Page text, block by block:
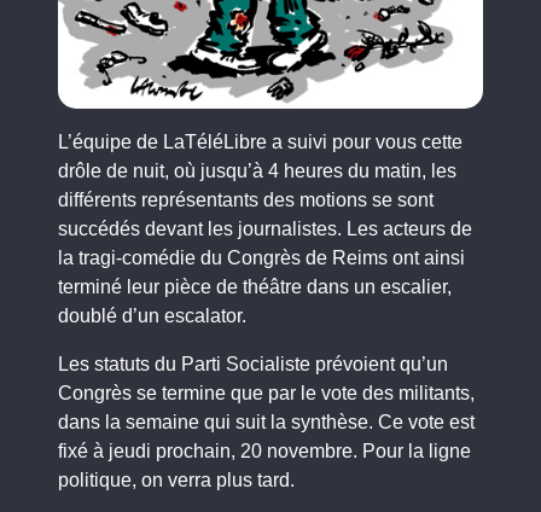
L’équipe de LaTéléLibre a suivi pour vous cette
drôle de nuit, où jusqu’à 4 heures du matin, les
différents représentants des motions se sont
succédés devant les journalistes. Les acteurs de
la tragi-comédie du Congrès de Reims ont ainsi
terminé leur pièce de théâtre dans un escalier,
doublé d’un escalator.
Les statuts du Parti Socialiste prévoient qu’un
Congrès se termine que par le vote des militants,
dans la semaine qui suit la synthèse. Ce vote est
fixé à jeudi prochain, 20 novembre. Pour la ligne
politique, on verra plus tard.